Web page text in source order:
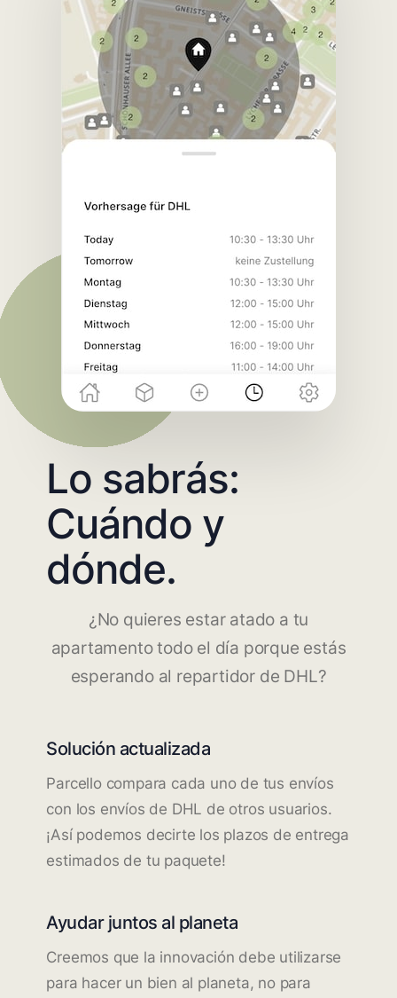
Lo sabrás:
Cuándo y
dónde.
¿No quieres estar atado a tu
apartamento todo el día porque estás
esperando al repartidor de DHL?
Solución actualizada
Parcello compara cada uno de tus envíos
con los envíos de DHL de otros usuarios.
¡Así podemos decirte los plazos de entrega
estimados de tu paquete!
Ayudar juntos al planeta
Creemos que la innovación debe utilizarse
para hacer un bien al planeta, no para